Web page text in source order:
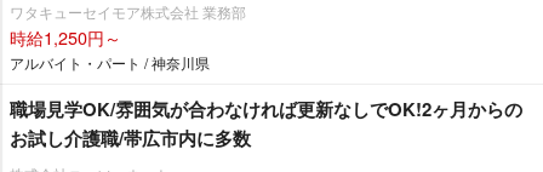
ワタキューセイモア株式会社 業務部
時給1,250円～
アルバイト・パート / 神奈川県
職場見学OK/雰囲気が合わなければ更新なしでOK!2ヶ月からの
お試し介護職/帯広市内に多数